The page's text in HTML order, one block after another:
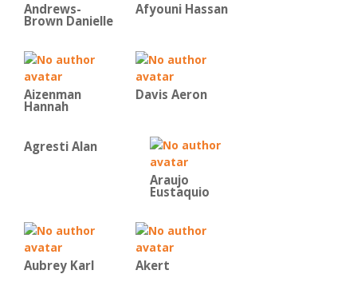
Andrews-
Brown Danielle
Afyouni Hassan
Aizenman
Hannah
Davis Aeron
Agresti Alan
Araujo
Eustaquio
Aubrey Karl Akert